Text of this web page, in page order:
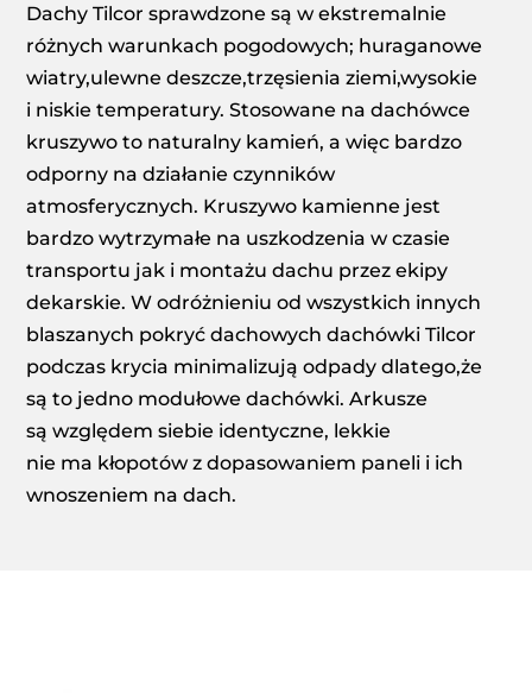
Dachy Tilcor sprawdzone są w ekstremalnie
różnych warunkach pogodowych; huraganowe
wiatry,ulewne deszcze,trzęsienia ziemi,wysokie
i niskie temperatury. Stosowane na dachówce
kruszywo to naturalny kamień, a więc bardzo
odporny na działanie czynników
atmosferycznych. Kruszywo kamienne jest
bardzo wytrzymałe na uszkodzenia w czasie
transportu jak i montażu dachu przez ekipy
dekarskie. W odróżnieniu od wszystkich innych
blaszanych pokryć dachowych dachówki Tilcor
podczas krycia minimalizują odpady dlatego,że
są to jedno modułowe dachówki. Arkusze
są względem siebie identyczne, lekkie
nie ma kłopotów z dopasowaniem paneli i ich
wnoszeniem na dach.